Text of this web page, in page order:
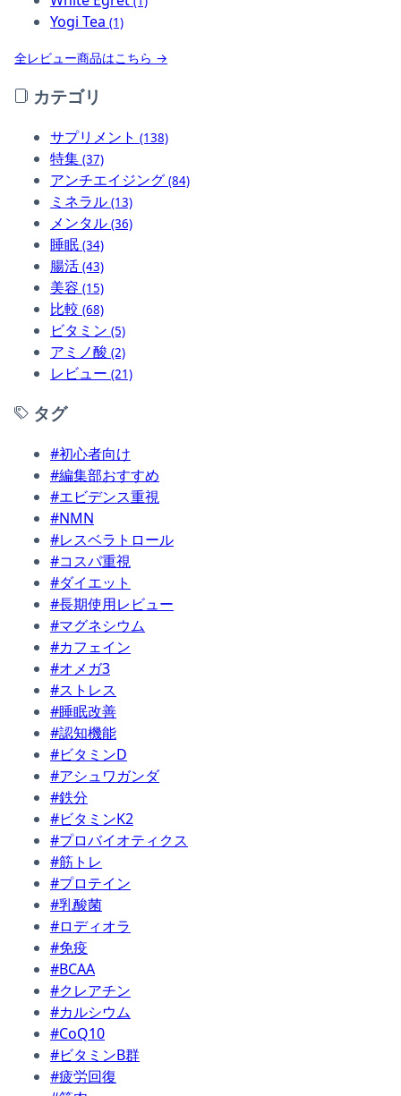
Yogi Tea (1)
全レビュー商品はこちら →
カテゴリ
サプリメント (138)
特集 (37)
アンチエイジング (84)
ミネラル (13)
メンタル (36)
睡眠 (34)
腸活 (43)
美容 (15)
比較 (68)
ビタミン (5)
アミノ酸 (2)
レビュー (21)
タグ
#初心者向け
#編集部おすすめ
#エビデンス重視
#NMN
#レスベラトロール
#コスパ重視
#ダイエット
#長期使用レビュー
#マグネシウム
#カフェイン
#オメガ3
#ストレス
#睡眠改善
#認知機能
#ビタミンD
#アシュワガンダ
#鉄分
#ビタミンK2
#プロバイオティクス
#筋トレ
#プロテイン
#乳酸菌
#ロディオラ
#免疫
#BCAA
#クレアチン
#カルシウム
#CoQ10
#ビタミンB群
#疲労回復